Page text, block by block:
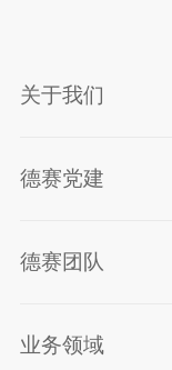
关于我们
德赛党建
德赛团队
业务领域